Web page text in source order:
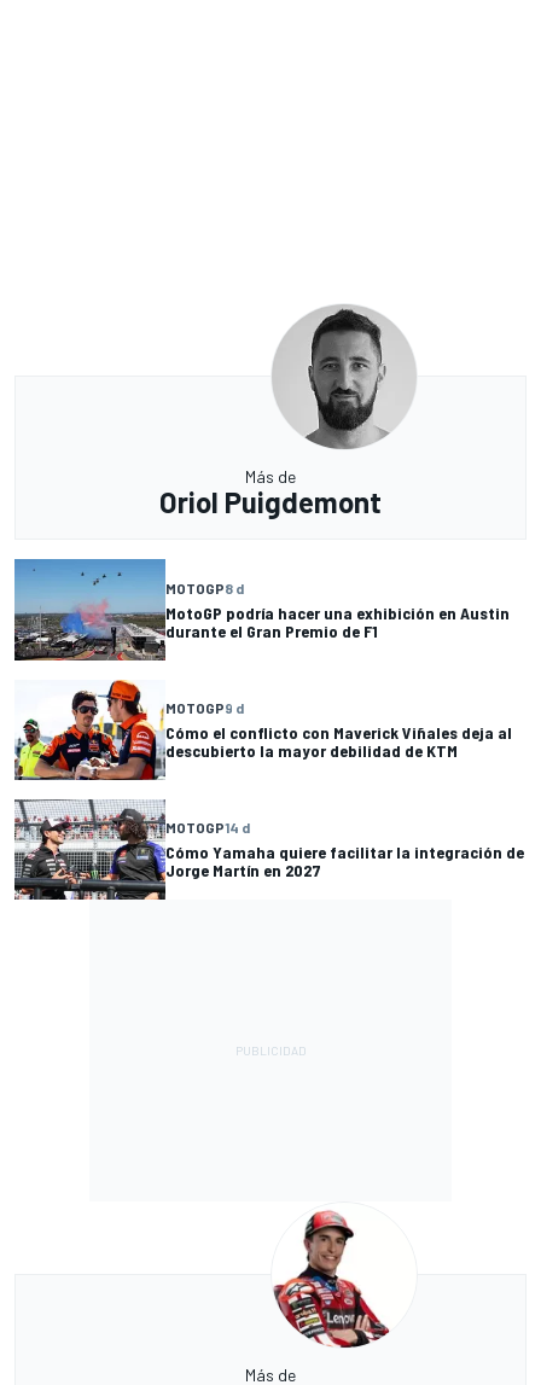
Más de
Oriol Puigdemont
MOTOGP8 d
MotoGP podría hacer una exhibición en Austin
durante el Gran Premio de F1
MOTOGP9 d
Cómo el conflicto con Maverick Viñales deja al
descubierto la mayor debilidad de KTM
MOTOGP14 d
Cómo Yamaha quiere facilitar la integración de
Jorge Martín en 2027
Más de